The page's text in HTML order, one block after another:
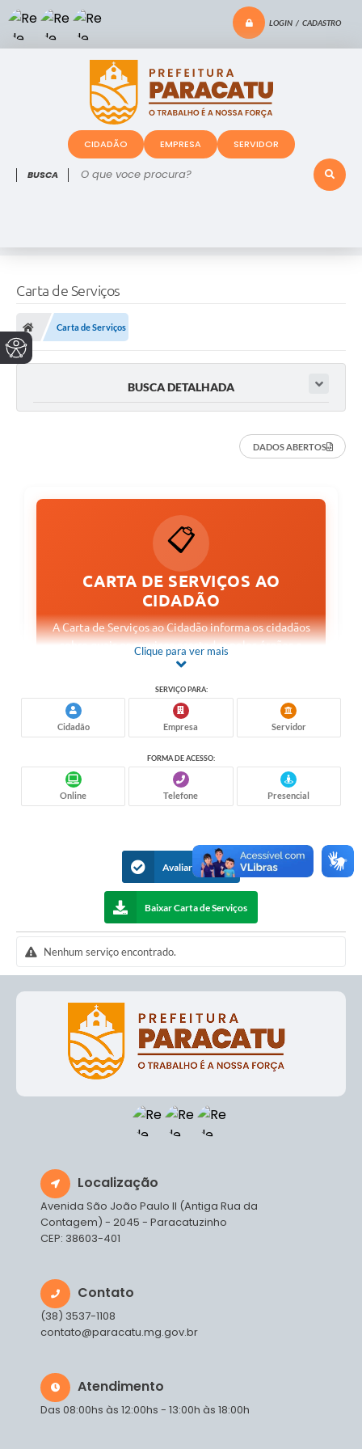
LOGIN / CADASTRO
O que voce procura?
CIDADÃO EMPRESA SERVIDOR
Carta de Serviços
Carta de Serviços
BUSCA DETALHADA
DADOS ABERTOS
📋
CARTA DE SERVIÇOS AO
CIDADÃO
A Carta de Serviços ao Cidadão informa os cidadãos
sobre quais os serviços prestados pelos órgãos e
entidades da Administração Municipal, como
compromissos de atendimento estabelecidos. A
partir da transparência, a Carta de Serviços se
apresenta como instrumento educativo e
elucidativo.
Clique para ver mais
SERVIÇO PARA:
Cidadão Empresa Servidor
FORMA DE ACESSO:
Online Telefone Presencial
Avaliar Serviços
Baixar Carta de Serviços
Nenhum serviço encontrado.
Localização
Avenida São João Paulo II (Antiga Rua da
Contagem) - 2045 - Paracatuzinho
CEP: 38603-401
Contato
(38) 3537-1108
contato@paracatu.mg.gov.br
Atendimento
Das 08:00hs às 12:00hs - 13:00h às 18:00h